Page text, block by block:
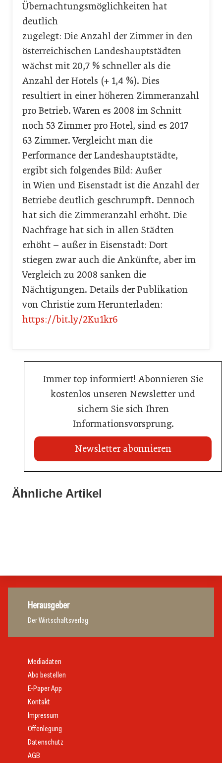
Übernachtungsmöglichkeiten hat
deutlich
zugelegt: Die Anzahl der Zimmer in den
österreichischen Landeshauptstädten
wächst mit 20,7 % schneller als die
Anzahl der Hotels (+ 1,4 %). Dies
resultiert in einer höheren Zimmeranzahl
pro Betrieb. Waren es 2008 im Schnitt
noch 53 Zimmer pro Hotel, sind es 2017
63 Zimmer. Vergleicht man die
Performance der Landeshauptstädte,
ergibt sich folgendes Bild: Außer
in Wien und Eisenstadt ist die Anzahl der
Betriebe deutlich geschrumpft. Dennoch
hat sich die Zimmeranzahl erhöht. Die
Nachfrage hat sich in allen Städten
erhöht – außer in Eisenstadt: Dort
stiegen zwar auch die Ankünfte, aber im
Vergleich zu 2008 sanken die
Nächtigungen. Details der Publikation
von Christie zum Herunterladen:
https://bit.ly/2Ku1kr6
Immer top informiert! Abonnieren Sie
kostenlos unseren Newsletter und
sichern Sie sich Ihren
Informationsvorsprung.
Newsletter abonnieren
Ähnliche Artikel
Land Steiermark startet Qualitätsoffensive für die
Herausgeber
Der Wirtschaftsverlag
Mediadaten
Abo bestellen
E-Paper App
Kontakt
Impressum
Offenlegung
Datenschutz
AGB